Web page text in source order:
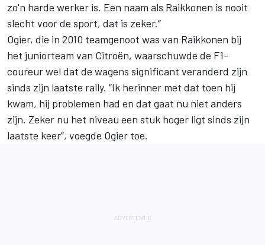
zo'n harde werker is. Een naam als Raikkonen is nooit
slecht voor de sport, dat is zeker.”
Ogier, die in 2010 teamgenoot was van Raikkonen bij
het juniorteam van Citroën, waarschuwde de F1-
coureur wel dat de wagens significant veranderd zijn
sinds zijn laatste rally. “Ik herinner met dat toen hij
kwam, hij problemen had en dat gaat nu niet anders
zijn. Zeker nu het niveau een stuk hoger ligt sinds zijn
laatste keer”, voegde Ogier toe.